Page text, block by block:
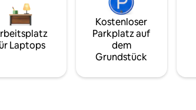
Laptops
Kostenloser
Parkplatz auf
dem
Grundstück